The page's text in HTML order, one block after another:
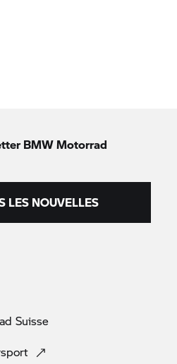
BMW Motorrad
LES NOUVELLES
Suisse